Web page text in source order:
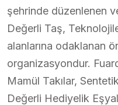
şehrinde düzenlenen
Değerli Taş,
alanlarına odaklanan
organizasyondur.
Mamül Takılar,
Değerli Hediyelik